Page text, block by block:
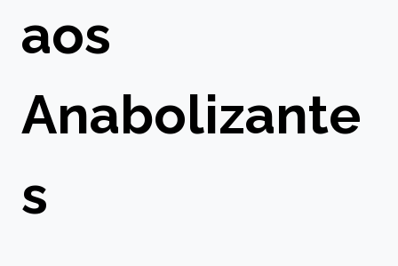
aos
Anabolizante
s